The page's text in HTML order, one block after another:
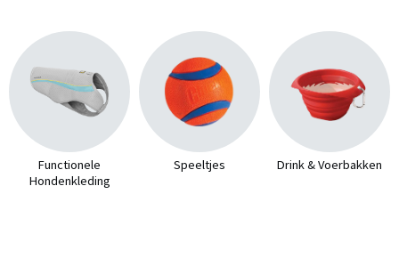
Functionele
Hondenkleding
Speeltjes Drink & Voerbakken